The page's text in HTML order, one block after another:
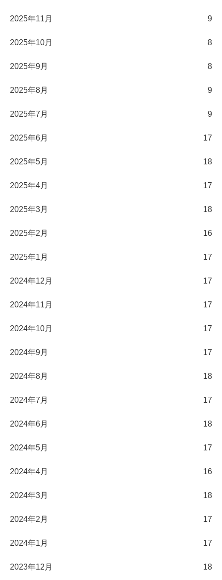
2025年11月 9
2025年10月 8
2025年9月 8
2025年8月 9
2025年7月 9
2025年6月 17
2025年5月 18
2025年4月 17
2025年3月 18
2025年2月 16
2025年1月 17
2024年12月 17
2024年11月 17
2024年10月 17
2024年9月 17
2024年8月 18
2024年7月 17
2024年6月 18
2024年5月 17
2024年4月 16
2024年3月 18
2024年2月 17
2024年1月 17
2023年12月 18